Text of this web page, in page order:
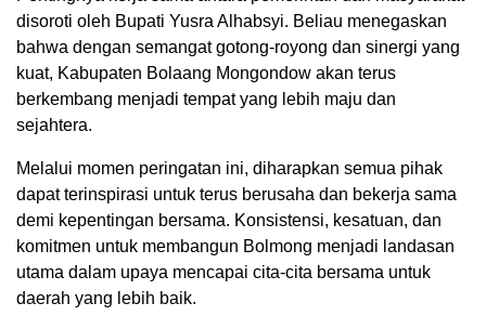
disoroti oleh Bupati Yusra Alhabsyi. Beliau menegaskan
bahwa dengan semangat gotong-royong dan sinergi yang
kuat, Kabupaten Bolaang Mongondow akan terus
berkembang menjadi tempat yang lebih maju dan
sejahtera.
Melalui momen peringatan ini, diharapkan semua pihak
dapat terinspirasi untuk terus berusaha dan bekerja sama
demi kepentingan bersama. Konsistensi, kesatuan, dan
komitmen untuk membangun Bolmong menjadi landasan
utama dalam upaya mencapai cita-cita bersama untuk
daerah yang lebih baik.